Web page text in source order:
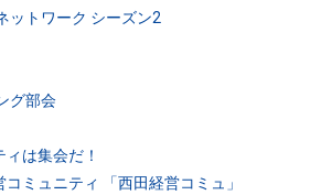
ットワーク シーズン2
グ部会
は集会だ！
ミュニティ 「西田経営コミュ」